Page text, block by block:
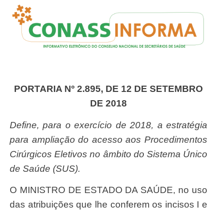
PORTARIA Nº 2.895, DE 12 DE SETEMBRO
DE 2018
Define, para o exercício de 2018, a estratégia
para ampliação do acesso aos Procedimentos
Cirúrgicos Eletivos no âmbito do Sistema Único
de Saúde (SUS).
O MINISTRO DE ESTADO DA SAÚDE, no uso
das atribuições que lhe conferem os incisos I e